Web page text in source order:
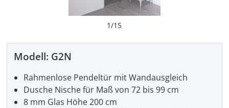
1/15
Modell: G2N
Rahmenlose Pendeltür mit Wandausgleich
Dusche Nische für Maß von 72 bis 99 cm
8 mm Glas Höhe 200 cm